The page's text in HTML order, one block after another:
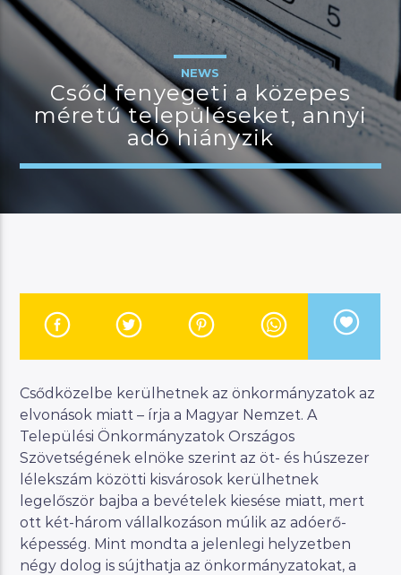
MannaFM
JELENLEGI MŰSOR
MANNA SELECTION BY
Manna FM
NEWS
Csőd fenyegeti a közepes
méretű településeket, annyi
adó hiányzik
Csődközelbe kerülhetnek az önkormányzatok az
elvonások miatt – írja a Magyar Nemzet. A
Települési Önkormányzatok Országos
Szövetségének elnöke szerint az öt- és húszezer
lélekszám közötti kisvárosok kerülhetnek
legelőször bajba a bevételek kiesése miatt, mert
ott két-három vállalkozáson múlik az adóerő-
képesség. Mint mondta a jelenlegi helyzetben
négy dolog is sújthatja az önkormányzatokat, a